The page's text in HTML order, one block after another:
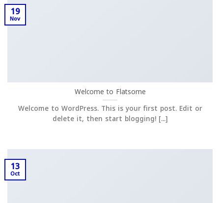
Welcome to Flatsome
Welcome to WordPress. This is your first post. Edit or
delete it, then start blogging! [...]
19
Nov
13
Oct